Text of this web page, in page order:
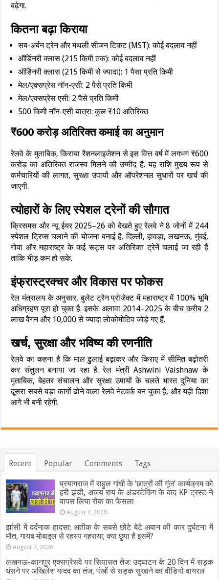
बढ़ेगा.
कितना बढ़ा किराया
सब-अर्बन ट्रेन और मंथली सीजन टिकट (MST): कोई बदलाव नहीं
ऑर्डिनरी क्लास (215 किमी तक): कोई बदलाव नहीं
ऑर्डिनरी क्लास (215 किमी से ज्यादा): 1 पैसा प्रति किमी
मेल/एक्सप्रेस नॉन-एसी: 2 पैसे प्रति किमी
मेल/एक्सप्रेस एसी: 2 पैसे प्रति किमी
500 किमी नॉन-एसी यात्रा: कुल ₹10 अतिरिक्त
₹600 करोड़ अतिरिक्त कमाई का अनुमान
रेलवे के मुताबिक, किराया रैशनलाइजेशन से इस वित्त वर्ष में लगभग ₹600
करोड़ का अतिरिक्त राजस्व मिलने की उम्मीद है. यह राशि मुख्य रूप से
कर्मचारियों की लागत, सुरक्षा उपायों और ऑपरेशनल सुधारों पर खर्च की
जाएगी.
त्योहारों के लिए स्पेशल ट्रेनों की सौगात
क्रिसमस और न्यू ईयर 2025–26 को देखते हुए रेलवे ने 8 जोनों में 244
स्पेशल ट्रिप्स चलाने की योजना बनाई है. दिल्ली, हावड़ा, लखनऊ, मुंबई,
गोवा और महाराष्ट्र के कई रूट्स पर अतिरिक्त ट्रेनें चलाई जा रही हैं
ताकि भीड़ कम हो सके.
इंफ्रास्ट्रक्चर और विकास पर फोकस
रेल मंत्रालय के अनुसार, बुलेट ट्रेन प्रोजेक्ट में महाराष्ट्र में 100% भूमि
अधिग्रहण पूरा हो चुका है. इसके अलावा 2014–2025 के बीच करीब 2
लाख वैगन और 10,000 से ज्यादा लोकोमोटिव जोड़े गए हैं.
खर्च, सुरक्षा और भविष्य की रणनीति
रेलवे का कहना है कि माल ढुलाई बढ़ाकर और किराए में सीमित बढ़ोतरी
कर संतुलन बनाया जा रहा है. रेल मंत्री Ashwini Vaishnaw के
मुताबिक, बेहतर संचालन और सुरक्षा उपायों के चलते भारत दुनिया का
दूसरा सबसे बड़ा कार्गो ढोने वाला रेलवे नेटवर्क बन चुका है, और यही दिशा
आगे भी बनी रहेगी.
Recent Popular Comments Tags
प्रयागराज में राहुल गांधी के ‘छात्रों की गूंज’ कार्यक्रम को
हरी झंडी, अजय राय के अंडरटेकिंग के बाद KP ट्रस्ट ने
वापस लिया रोक का फैसला
August 7, 2026
झांसी में दर्दनाक हादसा: अतीक के सबसे छोटे बेटे अबान की कार दुर्घटना में
मौत, गायब मोबाइल से रहस्य गहराया; क्या छुपा है इसमें?
August 7, 2026
लखनऊ-कानपुर एक्सप्रेसवे पर सियासत तेज: उद्घाटन के 20 दिन में सड़क
धंसने पर अखिलेश यादव का तंज, पंखों से सड़क सुखाने का वीडियो वायरल